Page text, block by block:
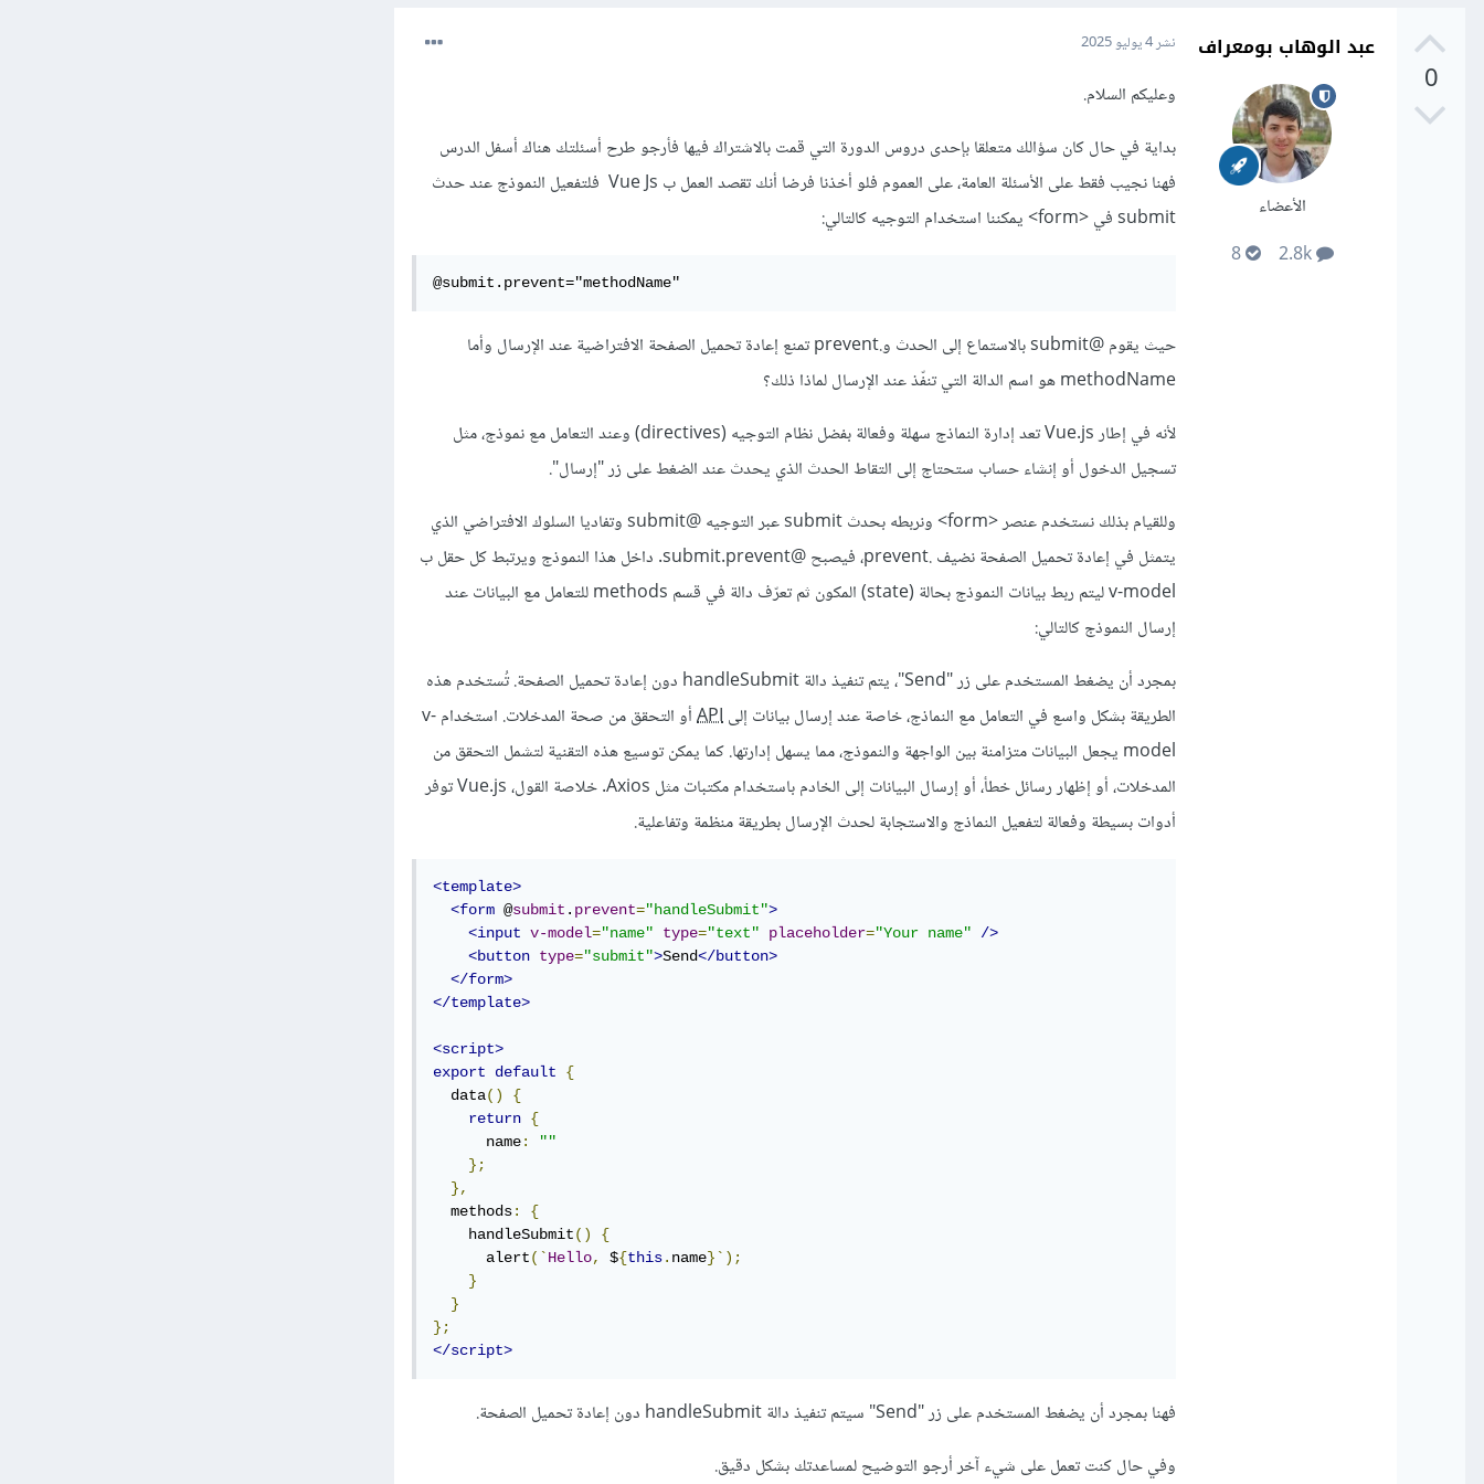
0
عبد الوهاب بومعراف
الأعضاء
2.8k
8
نشر4 يوليو 2025
وعليكم السلام.
بداية في حال كان سؤالك متعلقا بإحدى دروس الدورة التي قمت بالاشتراك فيها فأرجو طرح أسئلتك هناك أسفل الدرس
فهنا نجيب فقط على الأسئلة العامة، على العموم فلو أخذنا فرضا أنك تقصد العمل ب Vue Js فلتفعيل النموذج عند حدث
submit في <form> يمكننا استخدام التوجيه كالتالي:
@submit.prevent="methodName"
حيث يقوم @submit بالاستماع إلى الحدث و.prevent تمنع إعادة تحميل الصفحة الافتراضية عند الإرسال وأما
methodName هو اسم الدالة التي تنفّذ عند الإرسال لماذا ذلك؟
لأنه في إطار Vue.js تعد إدارة النماذج سهلة وفعالة بفضل نظام التوجيه (directives) وعند التعامل مع نموذج، مثل
تسجيل الدخول أو إنشاء حساب ستحتاج إلى التقاط الحدث الذي يحدث عند الضغط على زر "إرسال".
وللقيام بذلك نستخدم عنصر <form> ونربطه بحدث submit عبر التوجيه @submit وتفاديا السلوك الافتراضي الذي
يتمثل في إعادة تحميل الصفحة نضيف .prevent، فيصبح @submit.prevent. داخل هذا النموذج ويرتبط كل حقل ب
v-model ليتم ربط بيانات النموذج بحالة (state) المكون ثم تعرّف دالة في قسم methods للتعامل مع البيانات عند
إرسال النموذج كالتالي:
بمجرد أن يضغط المستخدم على زر "Send"، يتم تنفيذ دالة handleSubmit دون إعادة تحميل الصفحة. تُستخدم هذه
الطريقة بشكل واسع في التعامل مع النماذج، خاصة عند إرسال بيانات إلىAPI
أو التحقق من صحة المدخلات. استخدام v-
model يجعل البيانات متزامنة بين الواجهة والنموذج، مما يسهل إدارتها. كما يمكن توسيع هذه التقنية لتشمل التحقق من
المدخلات، أو إظهار رسائل خطأ، أو إرسال البيانات إلى الخادم باستخدام مكتبات مثل Axios. خلاصة القول، Vue.js توفر
أدوات بسيطة وفعالة لتفعيل النماذج والاستجابة لحدث الإرسال بطريقة منظمة وتفاعلية.
<template>
<form @submit . prevent="handleSubmit">
<input v-model="name" type="text" placeholder="Your name"
/>
<button type="submit">Send</button>
</form>
</template>
<script>
export
default
{
  data
()
{
return {
      name
:
""
};
},
  methods
:
{
    handleSubmit
()
{
      alert
(`Hello, ${this. name}`);
}
}
};
</script>
فهنا بمجرد أن يضغط المستخدم على زر "Send" سيتم تنفيذ دالة handleSubmit دون إعادة تحميل الصفحة.
وفي حال كنت تعمل على شيء آخر أرجو التوضيح لمساعدتك بشكل دقيق.